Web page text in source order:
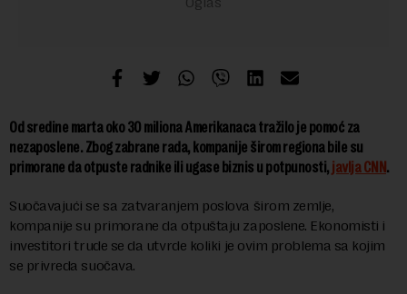
Od sredine marta oko 30 miliona Amerikanaca tražilo je pomoć za
nezaposlene. Zbog zabrane rada, kompanije širom regiona bile su
primorane da otpuste radnike ili ugase biznis u potpunosti, javlja CNN.
Suočavajući se sa zatvaranjem poslova širom zemlje,
kompanije su primorane da otpuštaju zaposlene. Ekonomisti i
investitori trude se da utvrde koliki je ovim problema sa kojim
se privreda suočava.